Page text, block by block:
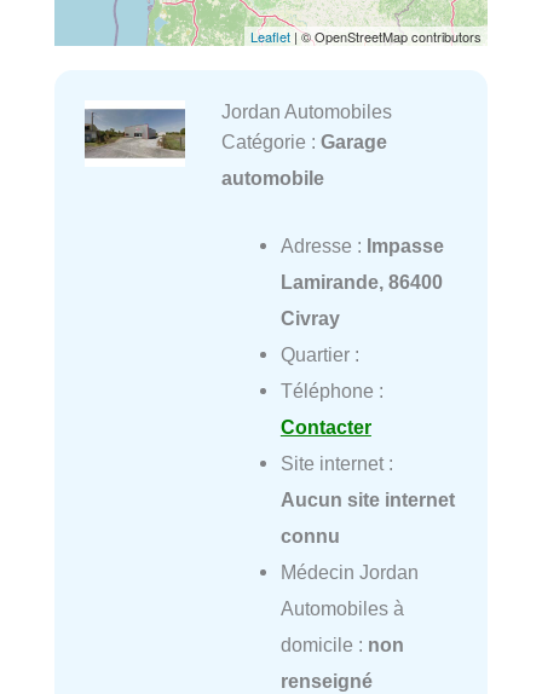
Leaflet | © OpenStreetMap contributors
Jordan Automobiles
Catégorie : Garage
automobile
Adresse : Impasse
Lamirande, 86400
Civray
Quartier :
Téléphone :
Contacter
Site internet :
Aucun site internet
connu
Médecin Jordan
Automobiles à
domicile : non
renseigné